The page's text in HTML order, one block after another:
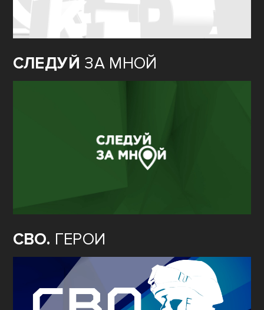
СЛЕДУЙ ЗА МНОЙ
СВО. ГЕРОИ